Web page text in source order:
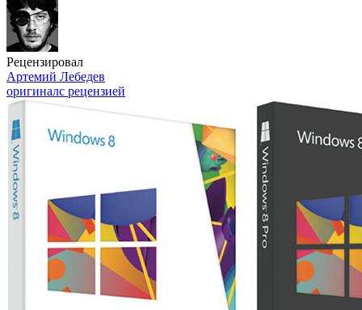
Рецензировал
Артемий Лебедев
оригиналс рецензией